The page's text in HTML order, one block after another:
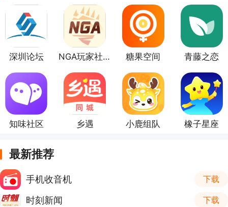
深圳论坛 NGA玩家社区 糖果空间 青藤之恋
知味社区 乡遇 小鹿组队 橡子星座
最新推荐
手机收音机 下载
时刻新闻 下载